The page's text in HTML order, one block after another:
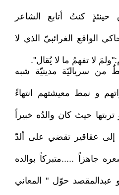
كنتُ أتابع الشاعر
الواقع الغرائبيّ الذي لا
لا تفهمُ ما لا يُقال".
من سرياليّة مدينيّة شبه
و نمط معيشتهم انتهاءً
حيث كان والدُه خبيراً
إلى عقاقير تقضي على ألدّ
جاهزاً .....متبركاً بوالده
حوّل " المعاني